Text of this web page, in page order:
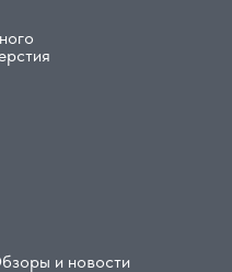
и новости